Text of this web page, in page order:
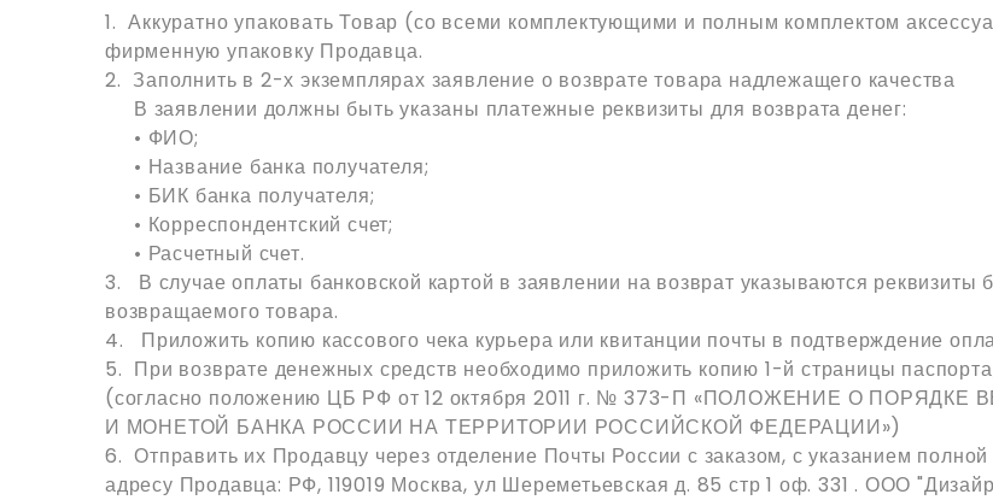
1. Аккуратно упаковать Товар (со всеми комплектующими и полным комплектом
фирменную упаковку Продавца.
2. Заполнить в 2-х экземплярах заявление о возврате товара надлежащего качества
В заявлении должны быть указаны платежные реквизиты для возврата денег:
• ФИО;
• Название банка получателя;
• БИК банка получателя;
• Корреспондентский счет;
• Расчетный счет.
3. В случае оплаты банковской картой в заявлении на возврат указываются реквизиты
возвращаемого товара.
4. Приложить копию кассового чека курьера или квитанции почты в подтверждение
5. При возврате денежных средств необходимо приложить копию 1-й страницы
(согласно положению ЦБ РФ от 12 октября 2011 г. № 373-П «ПОЛОЖЕНИЕ О
И МОНЕТОЙ БАНКА РОССИИ НА ТЕРРИТОРИИ РОССИЙСКОЙ ФЕДЕРАЦИИ»)
6. Отправить их Продавцу через отделение Почты России с заказом, с указанием
адресу Продавца: РФ, 119019 Москва, ул Шереметьевская д. 85 стр 1 оф. 331 . ООО